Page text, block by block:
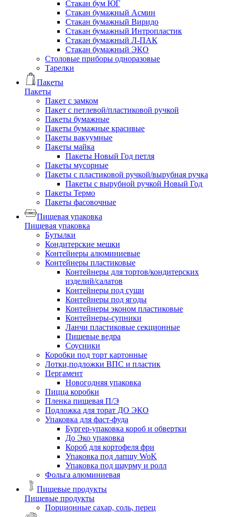
Стакан бум ЮГ
Стакан бумажный Асмин
Стакан бумажный Виридо
Стакан бумажный Интропластик
Стакан бумажный Л-ПАК
Стакан бумажный ЭКО
Столовые приборы одноразовые
Тарелки
Пакеты
Пакеты
Пакет с замком
Пакет с петлевой/пластиковой ручкой
Пакеты бумажные
Пакеты бумажные красивые
Пакеты вакуумные
Пакеты майка
Пакеты Новый Год петля
Пакеты мусорные
Пакеты с пластиковой ручкой/вырубная ручка
Пакеты с вырубной ручкой Новый Год
Пакеты Термо
Пакеты фасовочные
Пищевая упаковка
Пищевая упаковка
Бутылки
Кондитерские мешки
Контейнеры алюминиевые
Контейнеры пластиковые
Контейнеры для тортов/кондитерских
изделий/салатов
Контейнеры под суши
Контейнеры под ягоды
Контейнеры эконом пластиковые
Контейнеры-супники
Ланчи пластиковые секционные
Пищевые ведра
Соусники
Коробки под торт картонные
Лотки,подложки ВПС и пластик
Пергамент
Новогодняя упаковка
Пицца коробки
Пленка пищевая П/Э
Подложка для торат ДО ЭКО
Упаковка для фаст-фуда
Бургер-упаковка короб и обвертки
До Эко упаковка
Короб для кортофеля фри
Упаковка под лапшу WoK
Упаковка под шаурму и ролл
Фольга алюминиевая
Пищевые продукты
Пищевые продукты
Порционные сахар, соль, перец